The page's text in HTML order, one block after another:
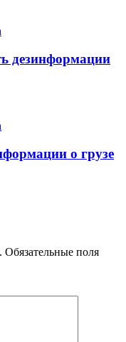
дезинформации
о грузе
Обязательные поля